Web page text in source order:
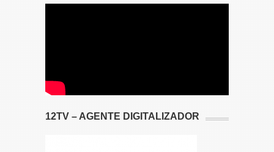
12TV – AGENTE DIGITALIZADOR